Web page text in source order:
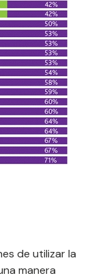
de utilizar la
manera